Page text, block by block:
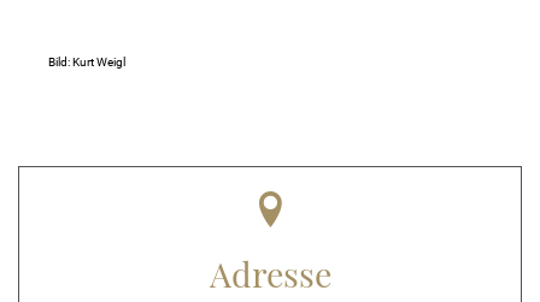
Bild: Kurt Weigl
Adresse